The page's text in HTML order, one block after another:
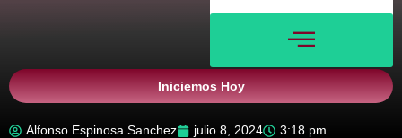
Iniciemos Hoy
Alfonso Espinosa Sanchez julio 8, 2024
3:18 pm